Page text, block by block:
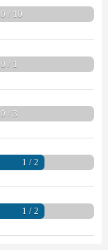
0 / 10
0 / 1
0 / 3
1 / 2
1 / 2